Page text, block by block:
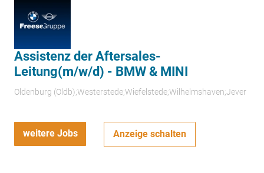
Assistenz der Aftersales-
Leitung(m/w/d) - BMW & MINI
Oldenburg (Oldb);Westerstede;Wiefelstede;Wilhelmshaven;Jever
weitere Jobs Anzeige schalten